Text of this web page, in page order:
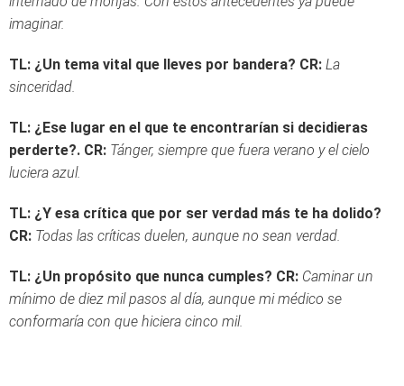
imaginar.
TL: ¿Un tema vital que lleves por bandera? CR: La
sinceridad.
TL: ¿Ese lugar en el que te encontrarían si decidieras
perderte?. CR: Tánger, siempre que fuera verano y el cielo
luciera azul.
TL: ¿Y esa crítica que por ser verdad más te ha dolido?
CR: Todas las críticas duelen, aunque no sean verdad.
TL: ¿Un propósito que nunca cumples? CR: Caminar un
mínimo de diez mil pasos al día, aunque mi médico se
conformaría con que hiciera cinco mil.